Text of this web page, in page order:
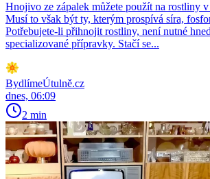
Hnojivo ze zápalek můžete použít na rostliny
Musí to však být ty, kterým prospívá síra,
Potřebujete-li přihnojit rostliny, není nutné
specializované přípravky. Stačí se...
BydlímeÚtulně.cz
dnes, 06:09
2 min